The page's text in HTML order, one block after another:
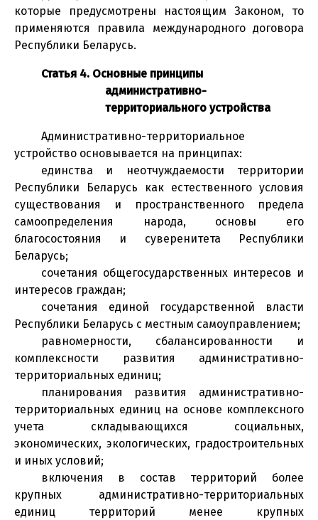
которые предусмотрены настоящим Законом, то
применяются правила международного договора
Республики Беларусь.
Статья 4. Основные принципы
административно-
территориального устройства
Административно-территориальное
устройство основывается на принципах:
единства и неотчуждаемости территории
Республики Беларусь как естественного условия
существования и пространственного предела
самоопределения народа, основы его
благосостояния и суверенитета Республики
Беларусь;
сочетания общегосударственных интересов и
интересов граждан;
сочетания единой государственной власти
Республики Беларусь с местным самоуправлением;
равномерности, сбалансированности и
комплексности развития административно-
территориальных единиц;
планирования развития административно-
территориальных единиц на основе комплексного
учета складывающихся социальных,
экономических, экологических, градостроительных
и иных условий;
включения в состав территорий более
крупных административно-территориальных
единиц территорий менее крупных